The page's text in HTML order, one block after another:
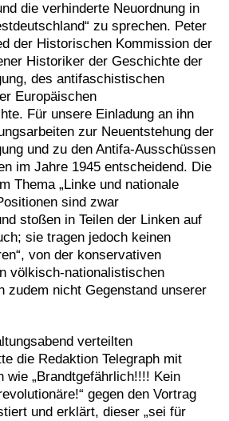
die verhinderte Neuordnung in
zu sprechen. Peter
der Historischen Kommission der
Historiker der Geschichte der
des antifaschistischen
Europäischen
Für unsere Einladung an ihn
zur Neuentstehung der
und zu den Antifa-Ausschüssen
im Jahre 1945 entscheidend. Die
Thema „Linke und nationale
sind zwar
stoßen in Teilen der Linken auf
sie tragen jedoch keinen
von der konservativen
völkisch-nationalistischen
zudem nicht Gegenstand unserer
verteilten
die Redaktion Telegraph mit
wie „Brandtgefährlich!!!! Kein
gegen den Vortrag
und erklärt, dieser „sei für